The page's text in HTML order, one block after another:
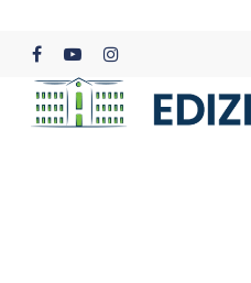
content
facebookyoutubeinstagram